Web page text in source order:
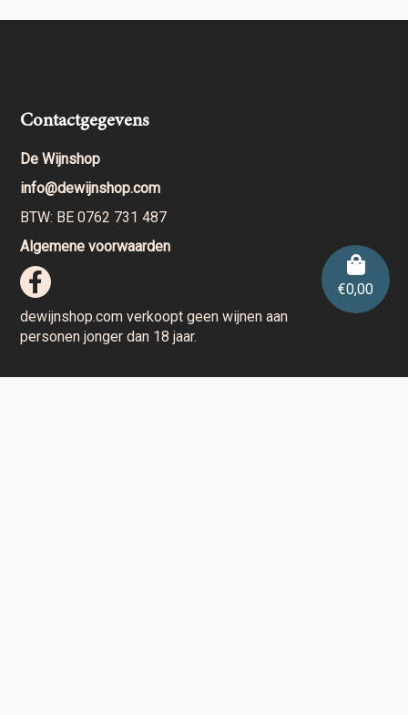
€0,00
Contactgegevens
De Wijnshop
info@dewijnshop.com
BTW: BE 0762 731 487
Algemene voorwaarden
dewijnshop.com verkoopt geen wijnen aan
personen jonger dan 18 jaar.